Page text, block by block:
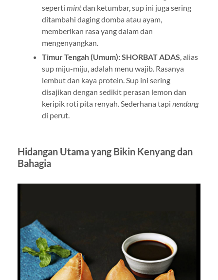
seperti mintdan ketumbar, sup ini juga sering
ditambahi daging domba atau ayam,
memberikan rasa yang dalam dan
mengenyangkan.
Timur Tengah (Umum):SHORBAT ADAS, alias
sup miju-miju, adalah menu wajib. Rasanya
lembut dan kaya protein. Sup ini sering
disajikan dengan sedikit perasan lemon dan
keripik roti pita renyah. Sederhana tapi nendang
di perut.
Hidangan Utama yang Bikin Kenyang dan
Bahagia